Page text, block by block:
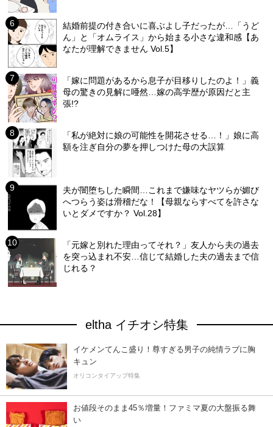
結婚前提の付き合いに喜ぶよし子だったが…「うど
ん」と「オムライス」から始まる小さな違和感【あ
なたが理解できません Vol.5】
「嫁に問題があるから息子が目移りしたのよ！」義
母の驚きの見解に唖然…嫁の高学歴が原因だと主
張!?
「私が絶対に娘の可能性を開花させる…！」娘に高
額を注ぎ自分の夢を押しつけた母の大誤算
夫が闇堕ちした瞬間…これまで嫌味なヤツらが媚び
へつらう姿は滑稽だな！【母親ならすべてを許さな
いとダメですか？ Vol.28】
「元嫁と別れた理由ってそれ？」友人から夫の過去
を突っ込まれ不安…信じて結婚した夫の過去まで信
じれる？
eltha イチオシ特集
イケメンてんこ盛り！尊すぎる男子の純情ラブに胸
キュン
オリコンタイアップ特集
お値段そのまま45％増量！ファミマ夏の大盤振る舞
い